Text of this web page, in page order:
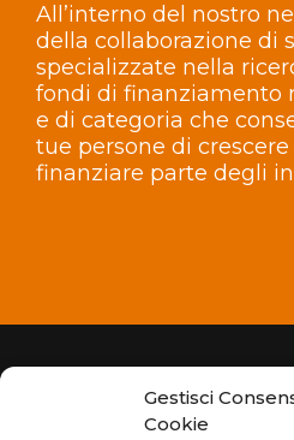
Gestisci
Cookie
All’interno del nostro
della collaborazione di
specializzate nella
fondi di finanziamento
e di categoria che
tue persone di
finanziare parte degli